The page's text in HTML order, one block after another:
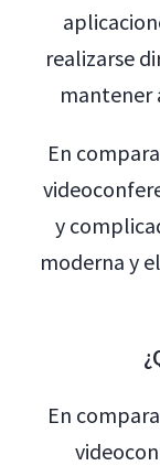
realizarse
mantener
En
y
moderna y
En